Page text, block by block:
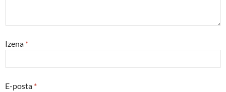
Izena *
E-posta *